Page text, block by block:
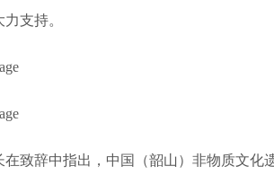
支持。
致辞中指出，中国（韶山）非物质文化